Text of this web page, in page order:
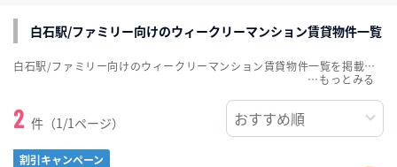
白石駅/ファミリー向けのウィークリーマンション賃貸物件一覧
2 件（1/1ページ）
割引キャンペーン
白石駅/ファミリー向けのウィークリーマンション賃貸物件一覧を掲載中。敷金・礼金無料、家具・家電付をご紹介。こだわり条件での絞込みも簡単！
…